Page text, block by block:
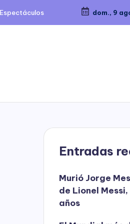
Espectáculos dom., 9
Entradas
Murió Jorge
de Lionel
años